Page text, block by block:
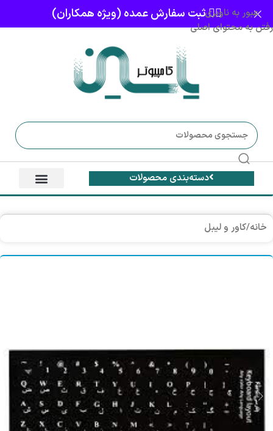
عبور به ناوبری
رفتن به محتوای اصلی
👈🏻 ثبت سفارش عمده (ویژه همکاران)
دسته‌بندی محصولات
خانه/کاور و لیبل